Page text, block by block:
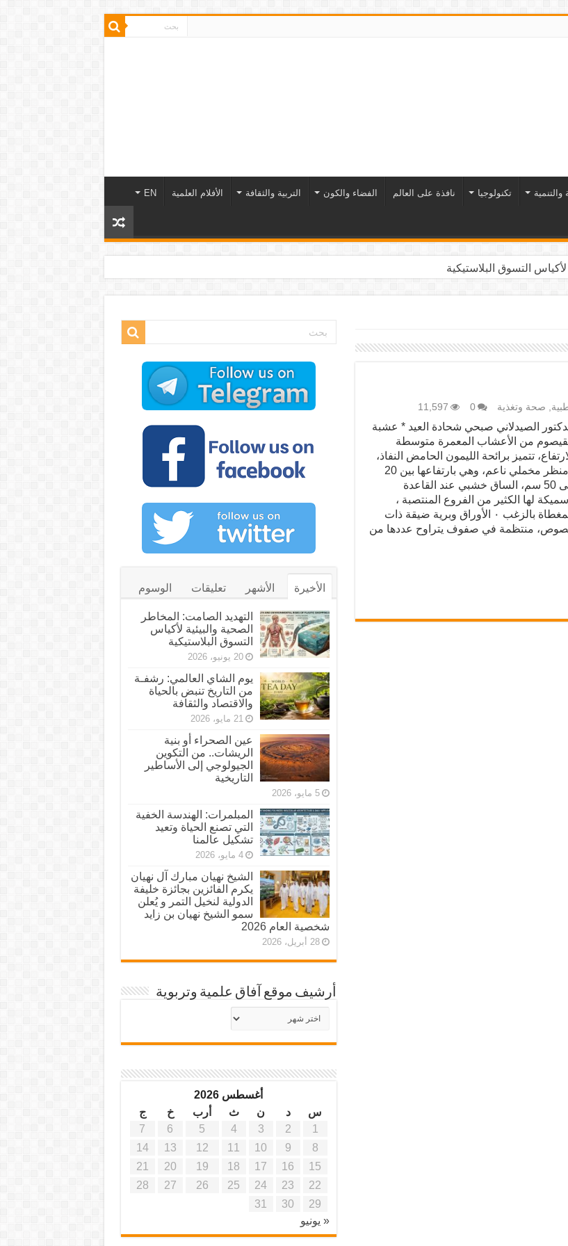
والتنمية تكنولوجيا نافذة على العالم الفضاء والكون التربية والثقافة الأفلام العلمية EN
التسوق البلاستيكية
, صحة وتغذية 0
11,597
الصيدلاني صبحي شحادة العيد * عشبة
من الأعشاب المعمرة متوسطة
تتميز برائحة الليمون الحامض النفاذ،
ومنظر مخملي ناعم، وهي بارتفاعها بين 20
إلى 50 سم، الساق خشبي عند القاعدة
لها الكثير من الفروع المنتصبة ،
المغطاة بالزغب ٠ الأوراق وبرية ضيقة ذات
منتظمة في صفوف يتراوح عددها من
الأخيرة الأشهر تعليقات الوسوم
التهديد الصامت: المخاطر
الصحية والبيئية لأكياس
التسوق البلاستيكية
20 يونيو، 2026
يوم الشاي العالمي: رشفـة
من التاريخ تنبض بالحياة
والاقتصاد والثقافة
21 مايو، 2026
عين الصحراء أو بنية
الريشات.. من التكوين
الجيولوجي إلى الأساطير
التاريخية
5 مايو، 2026
المبلمرات: الهندسة الخفية
التي تصنع الحياة وتعيد
تشكيل عالمنا
4 مايو، 2026
الشيخ نهيان مبارك آل نهيان
يكرم الفائزين بجائزة خليفة
الدولية لنخيل التمر و يُعلن
سمو الشيخ نهيان بن زايد
شخصية العام 2026
28 أبريل، 2026
أرشيف موقع آفاق علمية وتربوية
أرشيف
موقع
أغسطس 2026
س
د ن ث أرب خ
ج
1
2
3
4
5
6
7
8
9
10
11
12
13
14
15
16
17
18
19
20
21
22
23
24
25
26
27
28
29
30
31
« يونيو